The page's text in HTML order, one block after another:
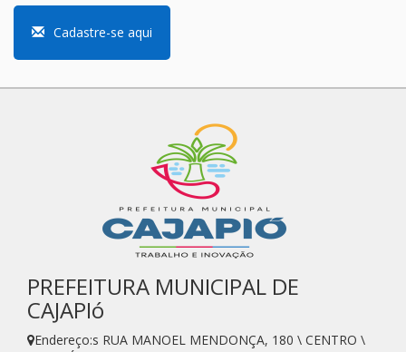
Cadastre-se aqui
PREFEITURA MUNICIPAL DE
CAJAPIó
Endereço:s RUA MANOEL MENDONÇA, 180 \ CENTRO \